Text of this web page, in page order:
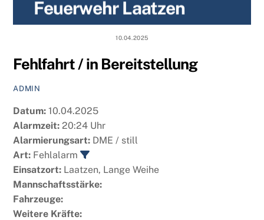
Feuerwehr Laatzen
10.04.2025
Fehlfahrt / in Bereitstellung
ADMIN
Datum: 10.04.2025
Alarmzeit: 20:24 Uhr
Alarmierungsart: DME / still
Art: Fehlalarm
Einsatzort: Laatzen, Lange Weihe
Mannschaftsstärke:
Fahrzeuge:
Weitere Kräfte: